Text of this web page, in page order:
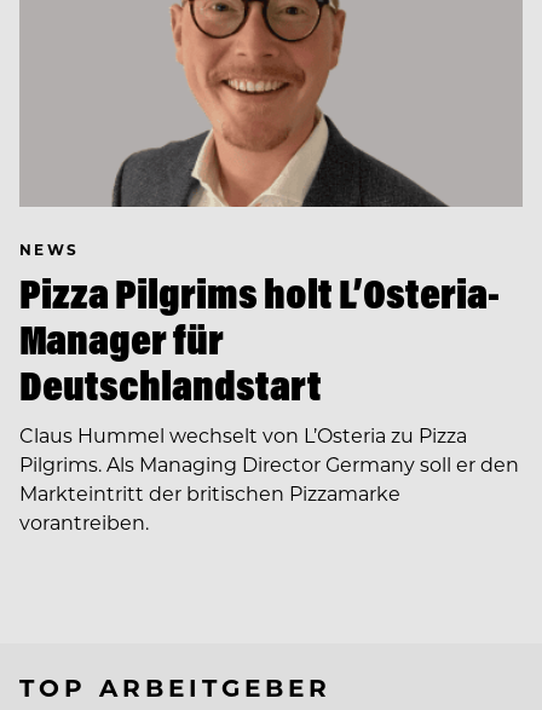
NEWS
Pizza Pilgrims holt L’Osteria-
Manager für
Deutschlandstart
Claus Hummel wechselt von L’Osteria zu Pizza
Pilgrims. Als Managing Director Germany soll er den
Markteintritt der britischen Pizzamarke
vorantreiben.
TOP ARBEITGEBER